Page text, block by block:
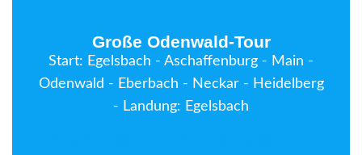
Große Odenwald-Tour
Start: Egelsbach - Aschaffenburg - Main -
Odenwald - Eberbach - Neckar - Heidelberg
- Landung: Egelsbach